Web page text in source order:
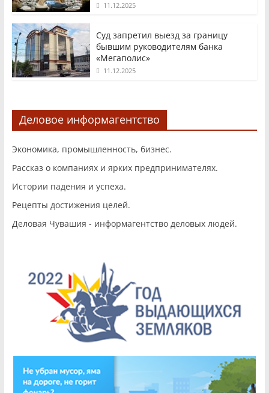
11.12.2025
Суд запретил выезд за границу
бывшим руководителям банка
«Мегаполис»
11.12.2025
Деловое информагентство
Экономика, промышленность, бизнес.
Рассказ о компаниях и ярких предпринимателях.
Истории падения и успеха.
Рецепты достижения целей.
Деловая Чувашия - информагентство деловых людей.